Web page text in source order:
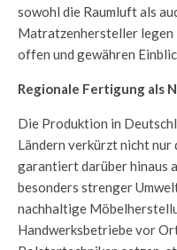
sowohl die Raumluft als
Matratzenhersteller
offen und gewähren
Regionale Fertigung als
Die Produktion in
Ländern verkürzt nicht nur
garantiert darüber hinaus
besonders strenger
nachhaltige
Handwerksbetriebe vor